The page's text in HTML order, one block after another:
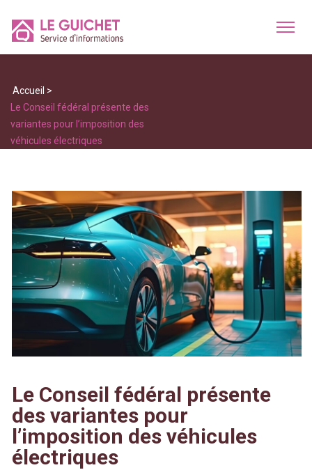
Accueil >
Le Conseil fédéral présente des
variantes pour l’imposition des
véhicules électriques
Le Conseil fédéral présente
des variantes pour
l’imposition des véhicules
électriques